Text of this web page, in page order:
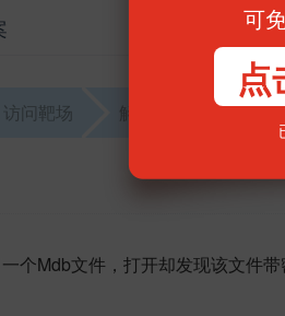
访问靶场 解题找到KEY
个Mdb文件，打开却发现该文件带
可
点